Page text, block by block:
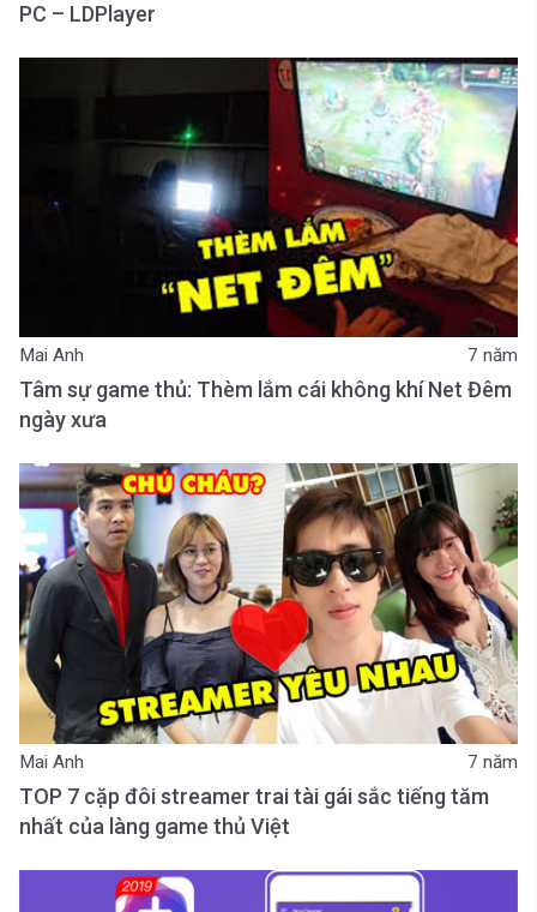
PC – LDPlayer
Mai Anh 7 năm
Tâm sự game thủ: Thèm lắm cái không khí Net Đêm
ngày xưa
Mai Anh 7 năm
TOP 7 cặp đôi streamer trai tài gái sắc tiếng tăm
nhất của làng game thủ Việt